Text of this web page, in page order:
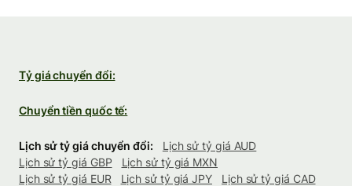
Tỷ giá chuyển đổi:
Chuyển tiền quốc tế:
Lịch sử tỷ giá chuyển đổi:
Lịch sử tỷ giá AUD
Lịch sử tỷ giá GBP
Lịch sử tỷ giá MXN
Lịch sử tỷ giá EUR
Lịch sử tỷ giá JPY
Lịch sử tỷ giá CAD